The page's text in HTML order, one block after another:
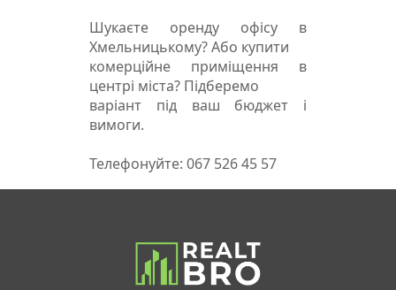
Шукаєте оренду офісу в
Хмельницькому? Або купити
комерційне приміщення в
центрі міста? Підберемо
варіант під ваш бюджет і
вимоги.
Телефонуйте: 067 526 45 57